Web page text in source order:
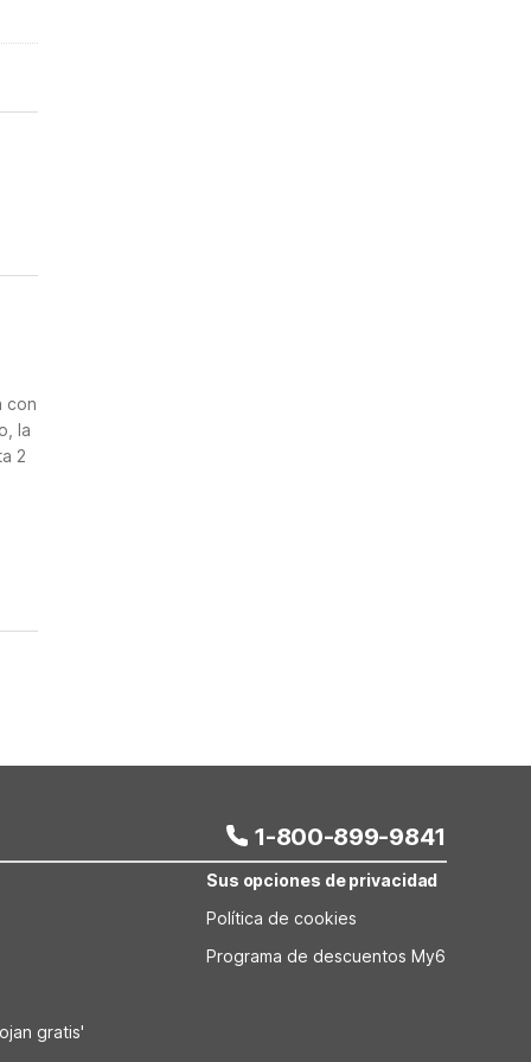
con
la
2
1-800-899-9841
gratis'
Sus opciones de privacidad
Política de cookies
Programa de descuentos My6